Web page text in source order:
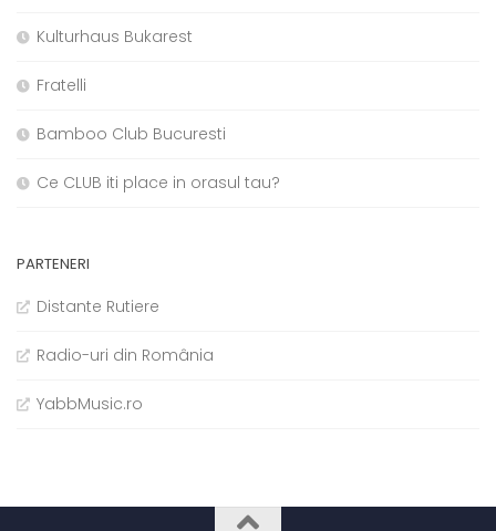
Kulturhaus Bukarest
Fratelli
Bamboo Club Bucuresti
Ce CLUB iti place in orasul tau?
PARTENERI
Distante Rutiere
Radio-uri din România
YabbMusic.ro